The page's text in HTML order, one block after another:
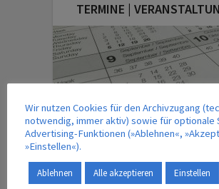
TERMINE |
DAS AKTUELLE
Wir nutzen Cookies für den Archivzugang
notwendig, immer aktiv) sowie für optionale
Advertising-Funktionen (»Ablehnen«,
»Einstellen«).
Ablehnen Alle akzeptieren Einstellen